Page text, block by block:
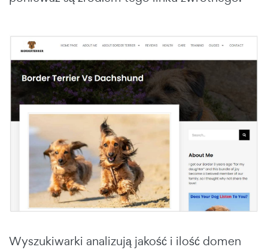
Wyszukiwarki analizują jakość i ilość domen